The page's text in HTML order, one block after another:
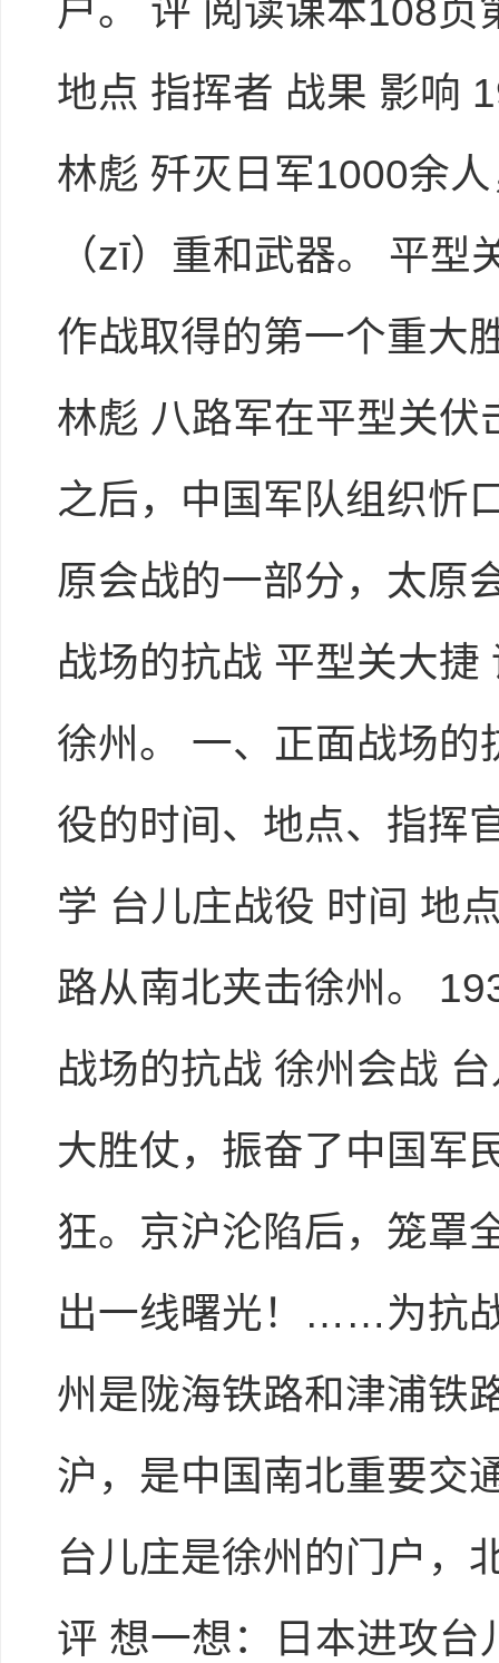
户。 评 阅读课本108
地点 指挥者 战果 影响
林彪 歼灭日军1000余
（zī）重和武器。 平
作战取得的第一个重大
林彪 八路军在平型关
之后，中国军队组织忻
原会战的一部分，太原
战场的抗战 平型关大
徐州。 一、正面战场
役的时间、地点、指挥
学 台儿庄战役 时间 地
路从南北夹击徐州。
战场的抗战 徐州会战
大胜仗，振奋了中国军
狂。京沪沦陷后，笼罩
出一线曙光！……为抗
州是陇海铁路和津浦铁
沪，是中国南北重要交
台儿庄是徐州的门户，
评 想一想：日本进攻
进入下载课件